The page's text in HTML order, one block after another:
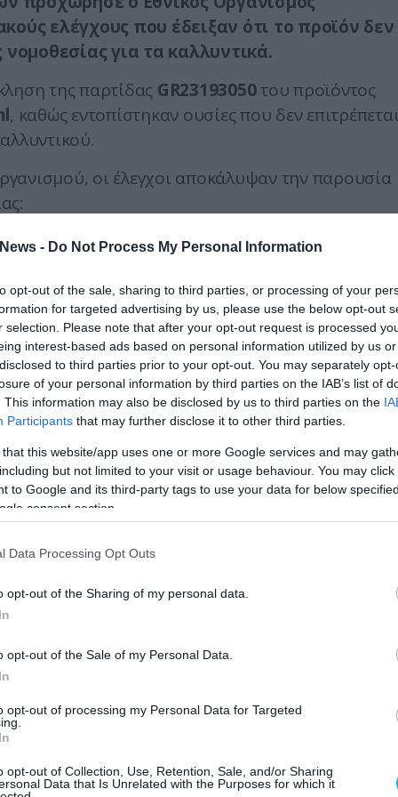
- Do Not Process My Personal Information
opt-out of the sale, sharing to third parties, or processing of your
for targeted advertising by us, please use the below opt-out
selection. Please note that after your opt-out request is processed
interest-based ads based on personal information utilized by us
to third parties prior to your opt-out. You may separately
of your personal information by third parties on the IAB’s list of
This information may also be disclosed by us to third parties on the
Participants that may further disclose it to other third parties.
that this website/app uses one or more Google services and may
but not limited to your visit or usage behaviour. You may
to Google and its third-party tags to use your data for below
consent section.
Data Processing Opt Outs
opt-out of the Sharing of my personal data.
opt-out of the Sale of my Personal Data.
opt-out of processing my Personal Data for Targeted
opt-out of Collection, Use, Retention, Sale, and/or Sharing
Data that Is Unrelated with the Purposes for which it
ελέγχους που έδειξαν ότι το προϊόν δεν
για τα καλλυντικά.
της παρτίδας GR23193050του προϊόντος
, καθώς εντοπίστηκαν ουσίες που δεν επιτρέπεται
οι έλεγχοι αποκάλυψαν την παρουσία
για τα καλλυντικά (ΕΚ 1223/2009), η
σε καλλυντικά, παρά μόνο ως πρόσμιξη
επιτρεπόμενα όρια.
από την ευρωπαϊκή νομοθεσία στα
το προϊόν δεν περιείχε ουσίες που
να δικαιολογήσουν την παρουσία της.
της προστασίας της δημόσιας υγείας
παρτίδας από την αγορά.
για το προϊόν, καλείται να ενημερώσει
και να ολοκληρώσει τη διαδικασία απόσυρσης
θα πρέπει να διατηρηθούν για
διάθεση του ΕΟΦ, εφόσον ζητηθούν.